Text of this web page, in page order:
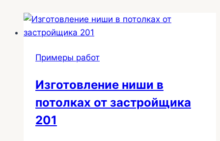
Примеры работ
Изготовление ниши в
потолках от застройщика
201